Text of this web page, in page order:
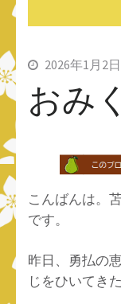
2026年1月2日
おみ
こんばんは。
です。
昨日、勇払の
じをひいてき